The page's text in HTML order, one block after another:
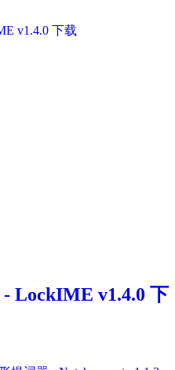
LockIME v1.4.0 下